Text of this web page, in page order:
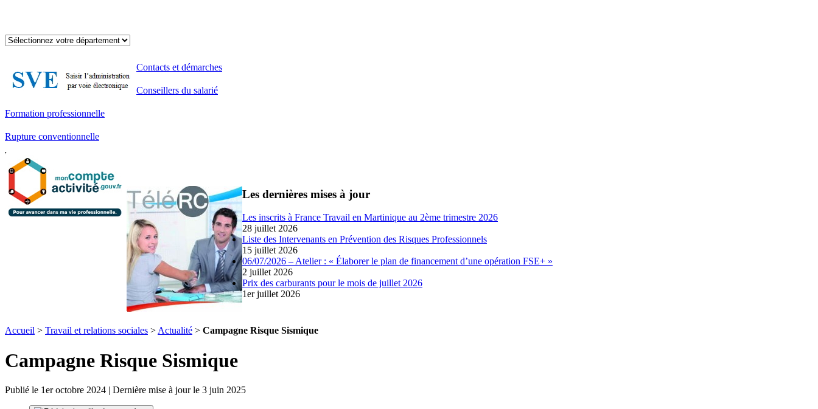
Contacts et démarches
Conseillers du salarié
Formation professionnelle
Rupture conventionnelle
Les dernières mises à jour
Les inscrits à France Travail en Martinique au 2ème trimestre 2026
28 juillet 2026
Liste des Intervenants en Prévention des Risques Professionnels
15 juillet 2026
06/07/2026 – Atelier : « Élaborer le plan de financement d’une opération FSE+ »
2 juillet 2026
Prix des carburants pour le mois de juillet 2026
1er juillet 2026
Accueil > Travail et relations sociales >Actualité > Campagne Risque Sismique
Campagne Risque Sismique
Publié le 1er octobre 2024 | Dernière mise à jour le 3 juin 2025